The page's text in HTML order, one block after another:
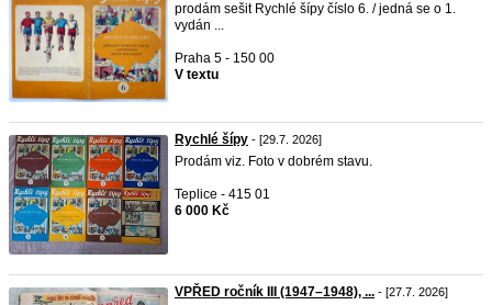
prodám sešit Rychlé šípy číslo 6. / jedná se o 1.
vydán ...
Praha 5 - 150 00
V textu
Rychlé šípy - [29.7. 2026]
Prodám viz. Foto v dobrém stavu.
Teplice - 415 01
6 000 Kč
VPŘED ročník III (1947–1948), ... - [27.7. 2026]